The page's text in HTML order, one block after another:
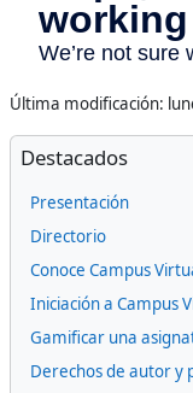
Última modificación:
Bloques
Omitir Destacados
Destacados
Presentación
Directorio
Conoce Campus
Iniciación a Campus
Gamificar una
Derechos de autor y